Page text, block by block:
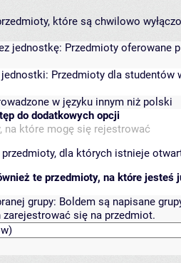
które są chwilowo
jednostkę: Przedmioty oferowane
Przedmioty dla studentów
w języku innym niż polski
do dodatkowych opcji
na które mogę się rejestrować
dla których istnieje
te przedmioty, na które jesteś
grupy: Boldem są napisane
się na przedmiot.